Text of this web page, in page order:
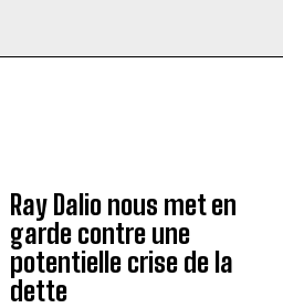
Ray Dalio nous met en
garde contre une
potentielle crise de la
dette